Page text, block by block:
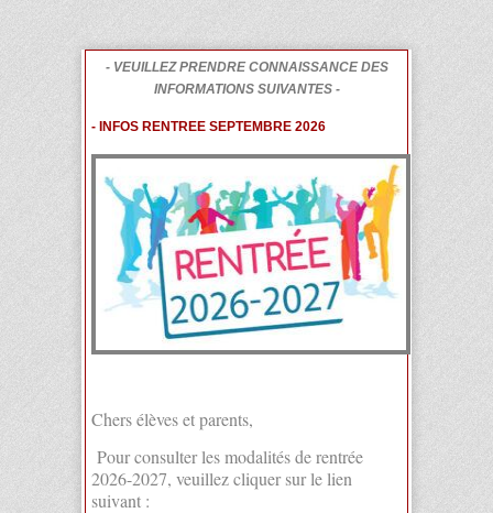
- VEUILLEZ PRENDRE CONNAISSANCE DES
INFORMATIONS SUIVANTES -
- INFOS RENTREE SEPTEMBRE 2026
Chers élèves et parents,
Pour consulter les modalités de rentrée
2026-2027, veuillez cliquer sur le lien
suivant :